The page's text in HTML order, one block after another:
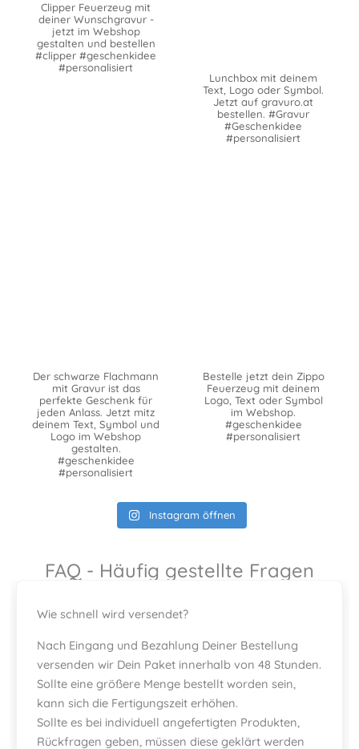
Clipper Feuerzeug mit
deiner Wunschgravur -
jetzt im Webshop
gestalten und bestellen
#clipper #geschenkidee
#personalisiert
Lunchbox mit deinem
Text, Logo oder Symbol.
Jetzt auf gravuro.at
bestellen. #Gravur
#Geschenkidee
#personalisiert
Der schwarze Flachmann
mit Gravur ist das
perfekte Geschenk für
jeden Anlass. Jetzt mitz
deinem Text, Symbol und
Logo im Webshop
gestalten.
#geschenkidee
#personalisiert
Bestelle jetzt dein Zippo
Feuerzeug mit deinem
Logo, Text oder Symbol
im Webshop.
#geschenkidee
#personalisiert
Instagram öffnen
FAQ - Häufig gestellte Fragen
Wie schnell wird versendet?
Nach Eingang und Bezahlung Deiner Bestellung
versenden wir Dein Paket innerhalb von 48 Stunden.
Sollte eine größere Menge bestellt worden sein,
kann sich die Fertigungszeit erhöhen.
Sollte es bei individuell angefertigten Produkten,
Rückfragen geben, müssen diese geklärt werden